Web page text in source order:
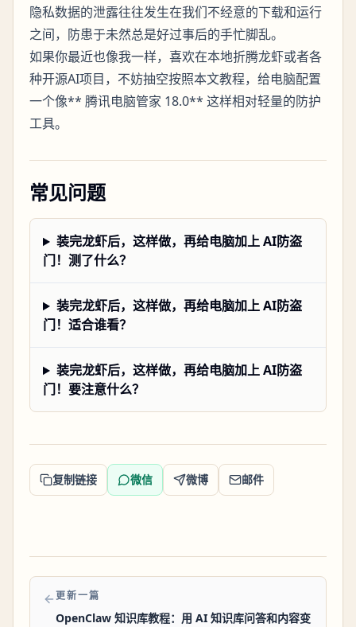
隐私数据的泄露往往发生在我们不经意的下载和运行
之间，防患于未然总是好过事后的手忙脚乱。
如果你最近也像我一样，喜欢在本地折腾龙虾或者各
种开源AI项目，不妨抽空按照本文教程，给电脑配置
一个像** 腾讯电脑管家 18.0** 这样相对轻量的防护
工具。
常见问题
装完龙虾后，这样做，再给电脑加上 AI防盗
门！测了什么？
装完龙虾后，这样做，再给电脑加上 AI防盗
门！适合谁看？
装完龙虾后，这样做，再给电脑加上 AI防盗
门！要注意什么？
复制链接 微信 微博 邮件
更新一篇
OpenClaw 知识库教程：用 AI 知识库问答和内容变